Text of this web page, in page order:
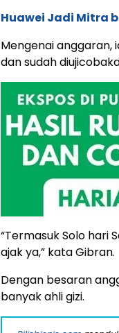
Huawei Jadi Mitra
Mengenai anggaran,
dan sudah
“Termasuk Solo hari
ajak ya,” kata Gibran.
Dengan besaran
banyak ahli gizi.